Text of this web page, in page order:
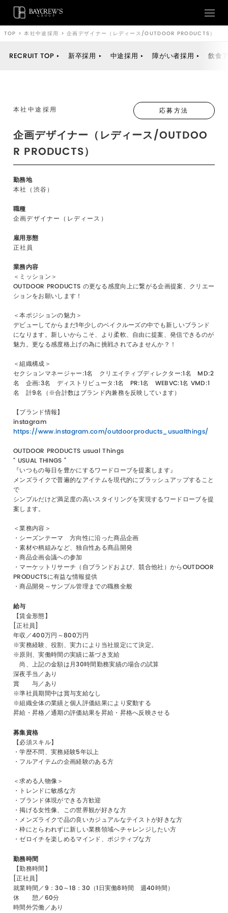
TOP >本社中途採用 >企画デザイナー（レディース/OUTDOOR PRODUCTS）
RECRUIT TOP 新卒採用 中途採用 障がい者採用 飲食
本社中途採用
企画デザイナー（レディース/OUTDOO
R PRODUCTS）
応募方法
勤務地
本社（渋谷）
職種
企画デザイナー（レディース）
雇用形態
正社員
業務内容
＜ミッション＞
OUTDOOR PRODUCTS の更なる感度向上に繋がる企画提案、クリエー
ションをお願いします！
＜本ポジションの魅力＞
デビューしてからまだ1年少しのベイクルーズの中でも新しいブランド
になります。新しいからこそ、より柔軟、自由に提案、発信できるのが
魅力。更なる感度格上げの為に挑戦されてみませんか？！
＜組織構成＞
セクションマネージャー:1名 クリエイティブディレクター:1名 MD:2
名 企画:3名 ディストリビュータ:1名 PR:1名 WEBVC:1名 VMD:1
名 計9名（※合計数はブランド内兼務を反映しています）
【ブランド情報】
instagram
https://www.instagram.com/outdoorproducts_usualthings/
OUTDOOR PRODUCTS usual Things
“ USUAL THINGS ”
『いつもの毎日を豊かにするワードローブを提案します』
メンズライクで普遍的なアイテムを現代的にブラッシュアップすること
で
シンプルだけど満足度の高いスタイリングを実現するワードローブを提
案します。
＜業務内容＞
・シーズンテーマ 方向性に沿った商品企画
・素材や柄組みなど、独自性ある商品開発
・商品企画会議への参加
・マーケットリサーチ（自ブランドおよび、競合他社）からOUTDOOR
PRODUCTSに有益な情報提供
・商品開発～サンプル管理までの職務全般
給与
【賃金形態】
[正社員]
年収／400万円～800万円
※実務経験、役割、実力により当社規定にて決定。
※原則、実働時間の実績に基づき支給
尚、上記の金額は月30時間勤務実績の場合の試算
深夜手当／あり
賞 与／あり
※準社員期間中は賞与支給なし
※組織全体の業績と個人評価結果により変動する
昇給・昇格／通期の評価結果を昇給・昇格へ反映させる
募集資格
【必須スキル】
・学歴不問、実務経験5年以上
・フルアイテムの企画経験のある方
＜求める人物像＞
・トレンドに敏感な方
・ブランド体現ができる方歓迎
・掲げる女性像、この世界観が好きな方
・メンズライクで品の良いカジュアルなテイストが好きな方
・枠にとらわれずに新しい業務領域へチャレンジしたい方
・ゼロイチを楽しめるマインド、ポジティブな方
勤務時間
【勤務時間】
[正社員]
就業時間／9：30～18：30（1日実働8時間 週40時間）
休 憩／60分
時間外労働／あり